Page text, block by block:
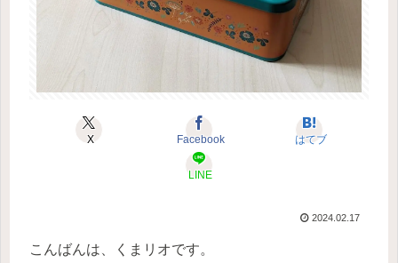
X Facebook はてブ
LINE
2024.02.17
こんばんは、くまリオです。